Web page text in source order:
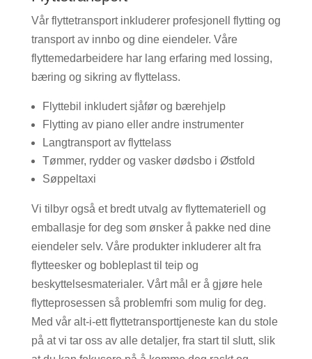
Vår flyttetransport inkluderer profesjonell flytting og
transport av innbo og dine eiendeler. Våre
flyttemedarbeidere har lang erfaring med lossing,
bæring og sikring av flyttelass.
Flyttebil inkludert sjåfør og bærehjelp
Flytting av piano eller andre instrumenter
Langtransport av flyttelass
Tømmer, rydder og vasker dødsbo i Østfold
Søppeltaxi
Vi tilbyr også et bredt utvalg av flyttemateriell og
emballasje for deg som ønsker å pakke ned dine
eiendeler selv. Våre produkter inkluderer alt fra
flytteesker og bobleplast til teip og
beskyttelsesmaterialer. Vårt mål er å gjøre hele
flytteprosessen så problemfri som mulig for deg.
Med vår alt-i-ett flyttetransporttjeneste kan du stole
på at vi tar oss av alle detaljer, fra start til slutt, slik